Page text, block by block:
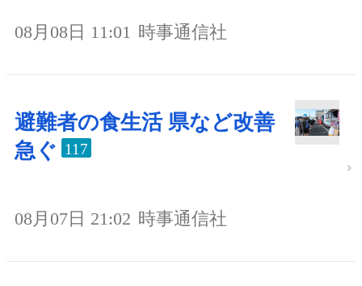
08月08日 11:01 時事通信社
避難者の食生活 県など改善
急ぐ 117
08月07日 21:02 時事通信社